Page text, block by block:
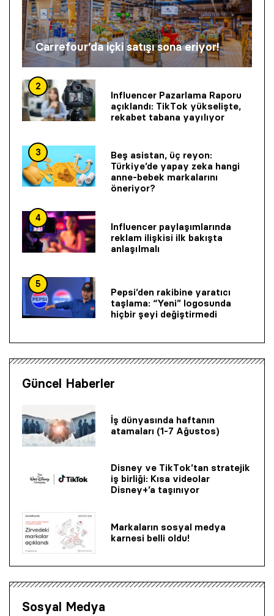
Carrefour’da içki satışı sona eriyor!
2
Influencer Pazarlama Raporu
açıklandı: TikTok yükselişte,
rekabet tabana yayılıyor
3
Beş asistan, üç reyon:
Türkiye’de yapay zeka hangi
anne-bebek markalarını
öneriyor?
4
Influencer paylaşımlarında
reklam ilişkisi ilk bakışta
anlaşılmalı
5
Pepsi’den rakibine yaratıcı
taşlama: “Yeni” logosunda
hiçbir şeyi değiştirmedi
Güncel Haberler
İş dünyasında haftanın
atamaları (1-7 Ağustos)
Disney ve TikTok’tan stratejik
iş birliği: Kısa videolar
Disney+’a taşınıyor
Markaların sosyal medya
karnesi belli oldu!
Sosyal Medya